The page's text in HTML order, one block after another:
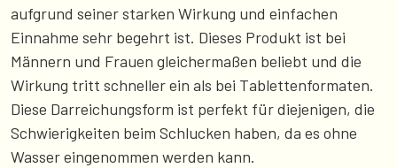
aufgrund seiner starken Wirkung und einfachen
Einnahme sehr begehrt ist. Dieses Produkt ist bei
Männern und Frauen gleichermaßen beliebt und die
Wirkung tritt schneller ein als bei Tablettenformaten.
Diese Darreichungsform ist perfekt für diejenigen, die
Schwierigkeiten beim Schlucken haben, da es ohne
Wasser eingenommen werden kann.